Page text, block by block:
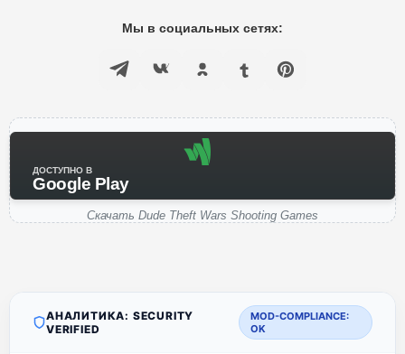
Мы в социальных сетях:
ДОСТУПНО В
Google Play
Скачать Dude Theft Wars Shooting Games
АНАЛИТИКА: SECURITY
VERIFIED
MOD-COMPLIANCE:
OK